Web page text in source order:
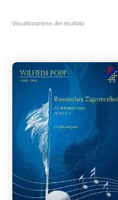
Clarinetto basso
Composizioni originali
Natale
QR base
QR esecuzione
Trascrizioni e Arrangiamenti
Visualizzazione del risultato